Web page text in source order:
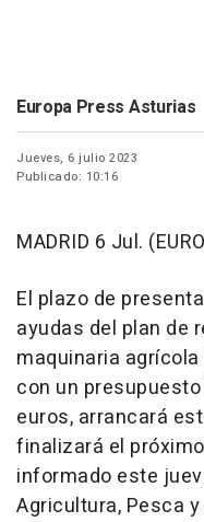
Europa Press Asturias
Jueves, 6 julio 2023
Publicado: 10:16
MADRID 6 Jul.
El plazo de
ayudas del plan de
maquinaria
con un
euros, arrancará
finalizará el
informado este
Agricultura, Pesca